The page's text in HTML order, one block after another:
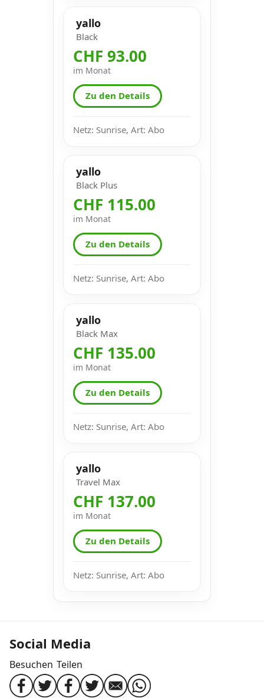
yallo
Black
CHF 93.00
im Monat
Zu den Details
Netz: Sunrise, Art: Abo
yallo
Black Plus
CHF 115.00
im Monat
Zu den Details
Netz: Sunrise, Art: Abo
yallo
Black Max
CHF 135.00
im Monat
Zu den Details
Netz: Sunrise, Art: Abo
yallo
Travel Max
CHF 137.00
im Monat
Zu den Details
Netz: Sunrise, Art: Abo
Social Media
Besuchen Teilen